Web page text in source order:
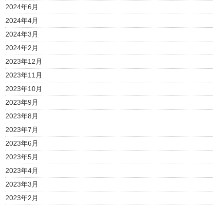
2024年6月
2024年4月
2024年3月
2024年2月
2023年12月
2023年11月
2023年10月
2023年9月
2023年8月
2023年7月
2023年6月
2023年5月
2023年4月
2023年3月
2023年2月